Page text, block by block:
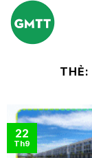
Skip
content
THẺ:
22
Th9